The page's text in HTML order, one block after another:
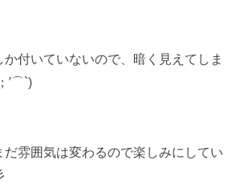
付いていないので、暗く見えてしま
′⌒`)
だ雰囲気は変わるので楽しみにしてい